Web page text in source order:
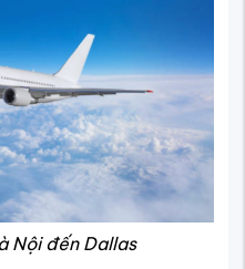
Nội đến Dallas